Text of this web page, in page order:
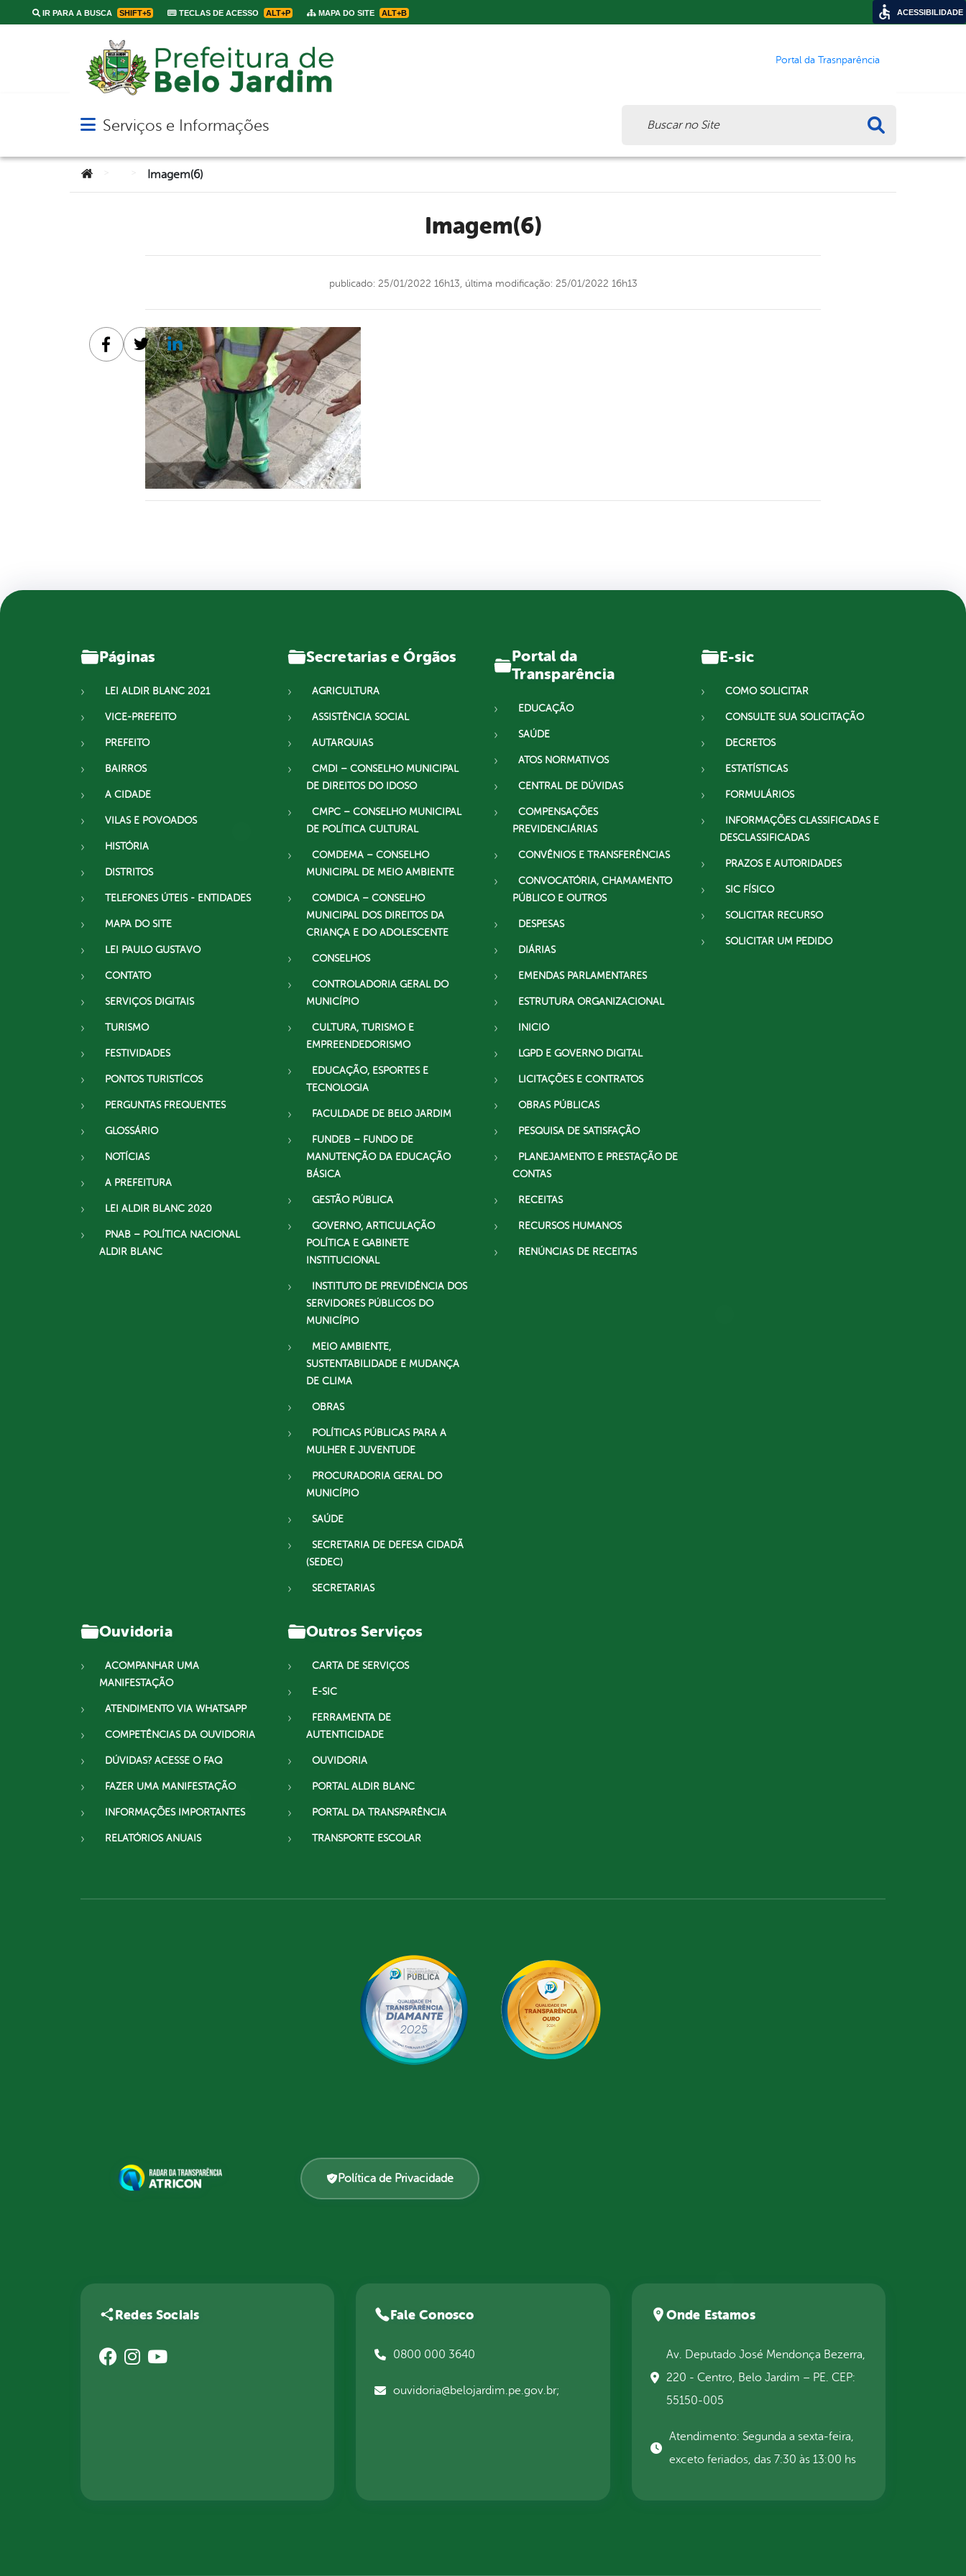
IR PARA A BUSCA SHIFT+5 TECLAS DE ACESSO ALT+P MAPA DO SITE ALT+B
Portal da Trasnparência
Abrir menu principal de navegação
Serviços e Informações
Você está aqui:Imagem(6)
Imagem(6)
publicado: 25/01/2022 16h13, última modificação: 25/01/2022 16h13
Facebook
TwitterLinkedin
Páginas
LEI ALDIR BLANC 2021
VICE-PREFEITO
PREFEITO
BAIRROS
A CIDADE
VILAS E POVOADOS
HISTÓRIA
DISTRITOS
TELEFONES ÚTEIS - ENTIDADES
MAPA DO SITE
LEI PAULO GUSTAVO
CONTATO
SERVIÇOS DIGITAIS
TURISMO
FESTIVIDADES
PONTOS TURISTÍCOS
PERGUNTAS FREQUENTES
GLOSSÁRIO
NOTÍCIAS
A PREFEITURA
LEI ALDIR BLANC 2020
PNAB – POLÍTICA NACIONAL
ALDIR BLANC
Secretarias e Órgãos
AGRICULTURA
ASSISTÊNCIA SOCIAL
AUTARQUIAS
CMDI – CONSELHO MUNICIPAL
DE DIREITOS DO IDOSO
CMPC – CONSELHO MUNICIPAL
DE POLÍTICA CULTURAL
COMDEMA – CONSELHO
MUNICIPAL DE MEIO AMBIENTE
COMDICA – CONSELHO
MUNICIPAL DOS DIREITOS DA
CRIANÇA E DO ADOLESCENTE
CONSELHOS
CONTROLADORIA GERAL DO
MUNICÍPIO
CULTURA, TURISMO E
EMPREENDEDORISMO
EDUCAÇÃO, ESPORTES E
TECNOLOGIA
FACULDADE DE BELO JARDIM
FUNDEB – FUNDO DE
MANUTENÇÃO DA EDUCAÇÃO
BÁSICA
GESTÃO PÚBLICA
GOVERNO, ARTICULAÇÃO
POLÍTICA E GABINETE
INSTITUCIONAL
INSTITUTO DE PREVIDÊNCIA DOS
SERVIDORES PÚBLICOS DO
MUNICÍPIO
MEIO AMBIENTE,
SUSTENTABILIDADE E MUDANÇA
DE CLIMA
OBRAS
POLÍTICAS PÚBLICAS PARA A
MULHER E JUVENTUDE
PROCURADORIA GERAL DO
MUNICÍPIO
SAÚDE
SECRETARIA DE DEFESA CIDADÃ
(SEDEC)
SECRETARIAS
Portal da
Transparência
EDUCAÇÃO
SAÚDE
ATOS NORMATIVOS
CENTRAL DE DÚVIDAS
COMPENSAÇÕES
PREVIDENCIÁRIAS
CONVÊNIOS E TRANSFERÊNCIAS
CONVOCATÓRIA, CHAMAMENTO
PÚBLICO E OUTROS
DESPESAS
DIÁRIAS
EMENDAS PARLAMENTARES
ESTRUTURA ORGANIZACIONAL
INICIO
LGPD E GOVERNO DIGITAL
LICITAÇÕES E CONTRATOS
OBRAS PÚBLICAS
PESQUISA DE SATISFAÇÃO
PLANEJAMENTO E PRESTAÇÃO DE
CONTAS
RECEITAS
RECURSOS HUMANOS
RENÚNCIAS DE RECEITAS
E-sic
COMO SOLICITAR
CONSULTE SUA SOLICITAÇÃO
DECRETOS
ESTATÍSTICAS
FORMULÁRIOS
INFORMAÇÕES CLASSIFICADAS E
DESCLASSIFICADAS
PRAZOS E AUTORIDADES
SIC FÍSICO
SOLICITAR RECURSO
SOLICITAR UM PEDIDO
Ouvidoria
ACOMPANHAR UMA
MANIFESTAÇÃO
ATENDIMENTO VIA WHATSAPP
COMPETÊNCIAS DA OUVIDORIA
DÚVIDAS? ACESSE O FAQ
FAZER UMA MANIFESTAÇÃO
INFORMAÇÕES IMPORTANTES
RELATÓRIOS ANUAIS
Outros Serviços
CARTA DE SERVIÇOS
E-SIC
FERRAMENTA DE
AUTENTICIDADE
OUVIDORIA
PORTAL ALDIR BLANC
PORTAL DA TRANSPARÊNCIA
TRANSPORTE ESCOLAR
Política de Privacidade
Redes Sociais Fale Conosco
0800 000 3640
ouvidoria@belojardim.pe.gov.br;
Onde Estamos
Av. Deputado José Mendonça Bezerra,
220 - Centro, Belo Jardim – PE. CEP:
55150-005
Atendimento: Segunda a sexta-feira,
exceto feriados, das 7:30 às 13:00 hs
ACESSIBILIDADE